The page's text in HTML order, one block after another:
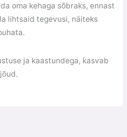
oma kehaga sõbraks, ennast
lihtsaid tegevusi, näiteks
ja kaastundega, kasvab